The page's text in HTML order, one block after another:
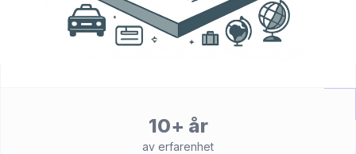
10+ år
av erfarenhet